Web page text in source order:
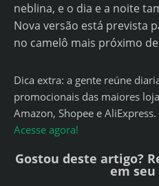
neblina, e o dia e a noite
Nova versão está prevista
no camelô mais próximo
Dica extra: a gente reúne
promocionais das maiores
Amazon, Shopee e
Acesse agora!
Gostou deste artigo?
em